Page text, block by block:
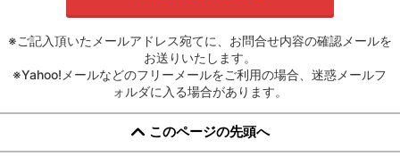
※ご記入頂いたメールアドレス宛てに、お問合せ内容の確認メールを
お送りいたします。
※Yahoo!メールなどのフリーメールをご利用の場合、迷惑メールフ
ォルダに入る場合があります。
このページの先頭へ